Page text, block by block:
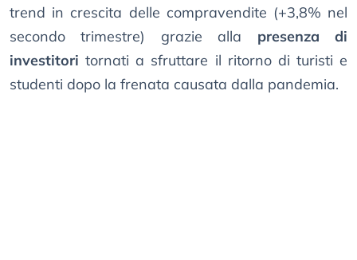
trend in crescita delle compravendite (+3,8% nel
secondo trimestre) grazie alla presenza di
investitori tornati a sfruttare il ritorno di turisti e
studenti dopo la frenata causata dalla pandemia.